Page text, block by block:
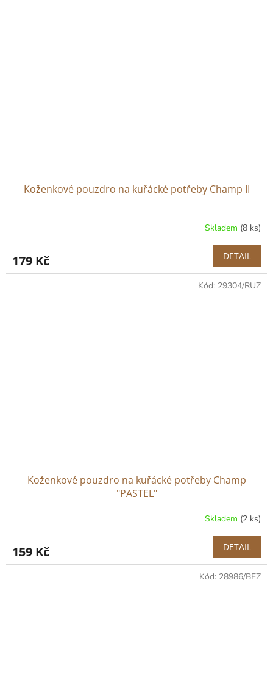
Koženkové pouzdro na kuřácké potřeby Champ II
Skladem (8 ks)
179 Kč DETAIL
Koženkové pouzdro na kuřácké potřeby Champ
"PASTEL"
Skladem (2 ks)
159 Kč DETAIL
Kód: 29304/RUZ
Kód: 28986/BEZ